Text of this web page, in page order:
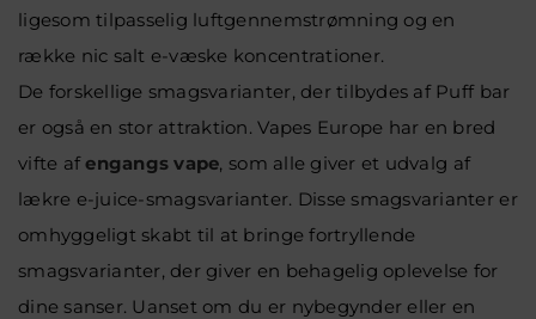
ligesom tilpasselig luftgennemstrømning og en
række nic salt e-væske koncentrationer.
De forskellige smagsvarianter, der tilbydes af Puff bar
er også en stor attraktion. Vapes Europe har en bred
vifte af engangs vape, som alle giver et udvalg af
lækre e-juice-smagsvarianter. Disse smagsvarianter er
omhyggeligt skabt til at bringe fortryllende
smagsvarianter, der giver en behagelig oplevelse for
dine sanser. Uanset om du er nybegynder eller en